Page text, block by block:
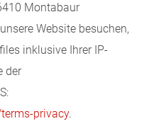
Montabaur
Website besuchen,
inklusive Ihrer IP-
der
privacy.